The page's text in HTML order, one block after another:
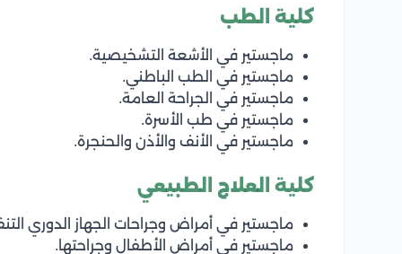
كلية الطب
ماجستير في الأشعة التشخيصية.
ماجستير في الطب الباطني.
ماجستير في الجراحة العامة.
ماجستير في طب الأسرة.
ماجستير في الأنف والأذن والحنجرة.
كلية العلاج الطبيعي
ماجستير في أمراض وجراحات الجهاز الدوري
ماجستير في أمراض الأطفال وجراحتها.